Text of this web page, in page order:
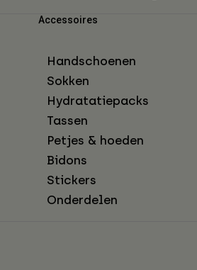
Accessoires
Handschoenen
Sokken
Hydratatiepacks
Tassen
Petjes & hoeden
Bidons
Stickers
Onderdelen